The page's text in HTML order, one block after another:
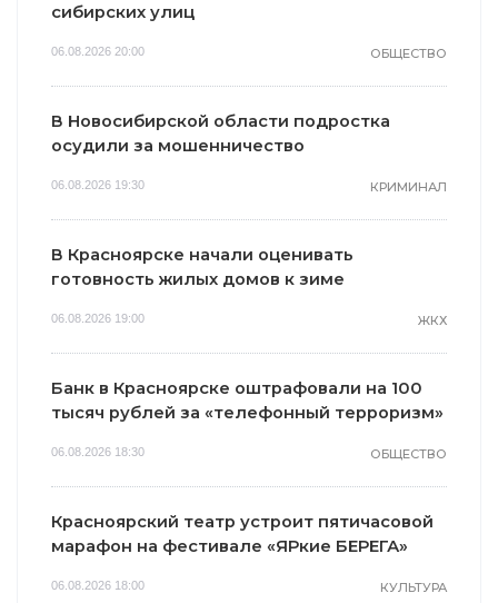
сибирских улиц
06.08.2026 20:00 ОБЩЕСТВО
В Новосибирской области подростка
осудили за мошенничество
06.08.2026 19:30 КРИМИНАЛ
В Красноярске начали оценивать
готовность жилых домов к зиме
06.08.2026 19:00 ЖКХ
Банк в Красноярске оштрафовали на 100
тысяч рублей за «телефонный терроризм»
06.08.2026 18:30 ОБЩЕСТВО
Красноярский театр устроит пятичасовой
марафон на фестивале «ЯРкие БЕРЕГА»
06.08.2026 18:00 КУЛЬТУРА